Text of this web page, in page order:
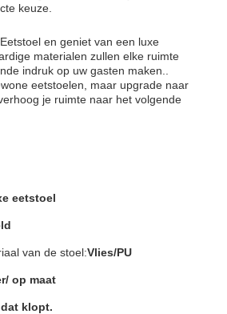
keuze.
en geniet van een luxe
materialen zullen elke ruimte
indruk op uw gasten maken..
eetstoelen, maar upgrade naar
je ruimte naar het volgende
eetstoel
van de stoel:Vlies/PU
op maat
klopt.